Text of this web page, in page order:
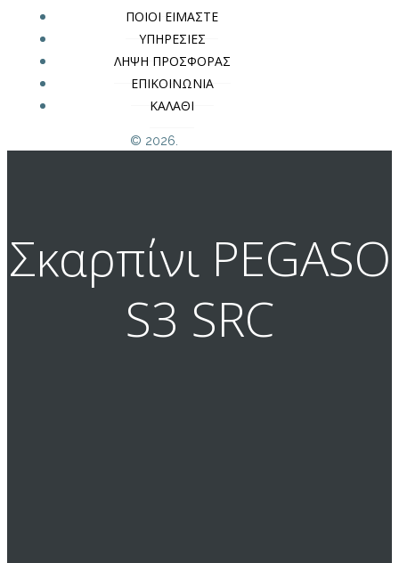
ΠΟΙΟΙ ΕΙΜΑΣΤΕ
ΥΠΗΡΕΣΙΕΣ
ΛΗΨΗ ΠΡΟΣΦΟΡΑΣ
ΕΠΙΚΟΙΝΩΝΙΑ
ΚΑΛΑΘΙ
© 2026.
Σκαρπίνι PEGASO
S3 SRC